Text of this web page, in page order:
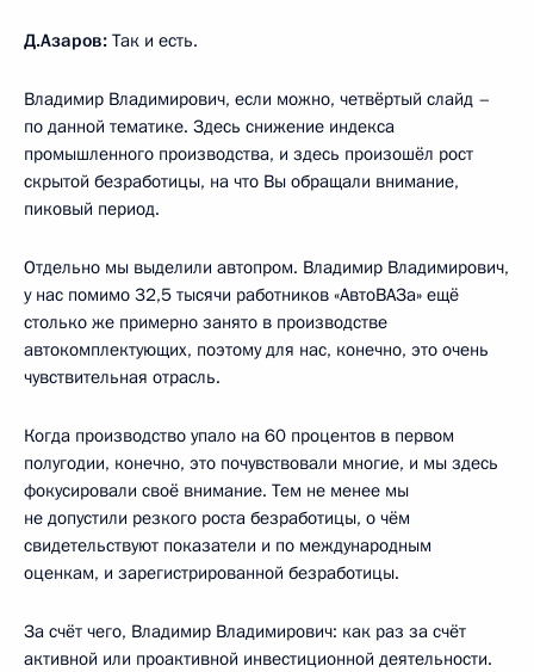
Д.Азаров: Так и есть.
Владимир Владимирович, если можно, четвёртый слайд –
по данной тематике. Здесь снижение индекса
промышленного производства, и здесь произошёл рост
скрытой безработицы, на что Вы обращали внимание,
пиковый период.
Отдельно мы выделили автопром. Владимир Владимирович,
у нас помимо 32,5 тысячи работников «АвтоВАЗа» ещё
столько же примерно занято в производстве
автокомплектующих, поэтому для нас, конечно, это очень
чувствительная отрасль.
Когда производство упало на 60 процентов в первом
полугодии, конечно, это почувствовали многие, и мы здесь
фокусировали своё внимание. Тем не менее мы
не допустили резкого роста безработицы, о чём
свидетельствуют показатели и по международным
оценкам, и зарегистрированной безработицы.
За счёт чего, Владимир Владимирович: как раз за счёт
активной или проактивной инвестиционной деятельности.